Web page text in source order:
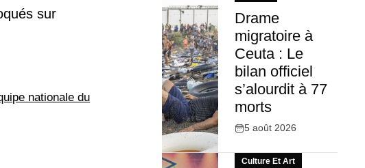
sur
nationale du
Drame
migratoire à
Ceuta : Le
bilan officiel
s’alourdit à 77
morts
5 août 2026
Culture Et Art